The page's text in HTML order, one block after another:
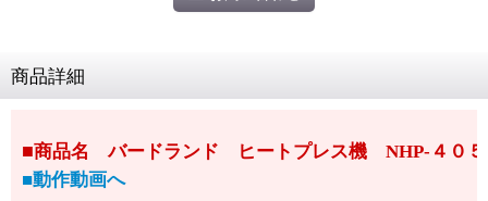
商品詳細
■商品名 バードランド ヒートプレス機 NHP-４０
■動作動画へ